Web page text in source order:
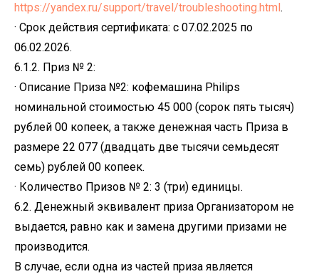
https://yandex.ru/support/travel/troubleshooting.html.
· Срок действия сертификата: с 07.02.2025 по
06.02.2026.
6.1.2. Приз № 2:
· Описание Приза №2: кофемашина Philips
номинальной стоимостью 45 000 (сорок пять тысяч)
рублей 00 копеек, а также денежная часть Приза в
размере 22 077 (двадцать две тысячи семьдесят
семь) рублей 00 копеек.
· Количество Призов № 2: 3 (три) единицы.
6.2. Денежный эквивалент приза Организатором не
выдается, равно как и замена другими призами не
производится.
В случае, если одна из частей приза является